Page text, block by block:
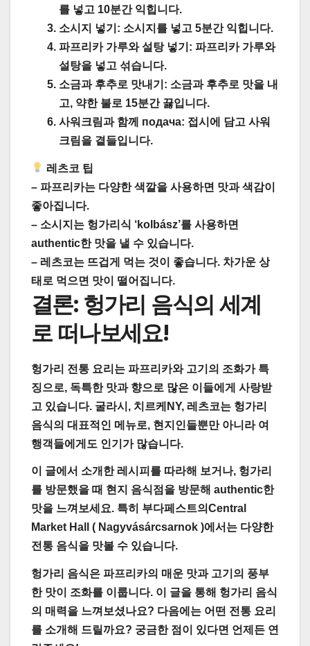
를 넣고 10분간 익힙니다.
소시지 넣기: 소시지를 넣고 5분간 익힙니다.
파프리카 가루와 설탕 넣기: 파프리카 가루와
설탕을 넣고 섞습니다.
소금과 후추로 맛내기: 소금과 후추로 맛을 내
고, 약한 불로 15분간 끓입니다.
사워크림과 함께 подача: 접시에 담고 사워
크림을 곁들입니다.
레츠코 팁
– 파프리카는 다양한 색깔을 사용하면 맛과 색감이
좋아집니다.
– 소시지는 헝가리식 ‘kolbász’를 사용하면
authentic한 맛을 낼 수 있습니다.
– 레츠코는 뜨겁게
먹는 것이 좋습니다. 차가운 상
태로 먹으면 맛이 떨어집니다.
결론: 헝가리 음식의 세계
로 떠나보세요!
헝가리 전통 요리는 파프리카와 고기의 조화가 특
징으로, 독특한 맛과 향으로 많은 이들에게 사랑받
고 있습니다. 굴라시, 치르케NY, 레츠코는 헝가리
음식의 대표적인 메뉴로, 현지인들뿐만 아니라 여
행객들에게도 인기가 많습니다.
이 글에서 소개한 레시피를 따라해 보거나, 헝가리
를 방문했을 때 현지 음식점을 방문해 authentic한
맛을 느껴보세요. 특히 부다페스트의Central
Market Hall ( Nagyvásárcsarnok )에서는 다양한
전통 음식을 맛볼 수 있습니다.
헝가리 음식은 파프리카의 매운 맛과 고기의 풍부
한 맛이 조화를 이룹니다. 이 글을 통해 헝가리 음식
의 매력을 느껴보셨나요? 다음에는 어떤 전통 요리
를 소개해 드릴까요? 궁금한 점이 있다면 언제든 연